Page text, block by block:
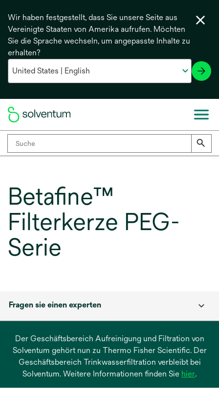
Wir haben festgestellt, dass Sie unsere Seite aus
Vereinigte Staaten von Amerika aufrufen. Möchten
Sie die Sprache wechseln, um angepasste Inhalte zu
erhalten?
Betafine™
Filterkerze PEG-
Serie
Fragen sie einen experten
Der Geschäftsbereich Aufreinigung und Filtration von
Solventum gehört nun zu Thermo Fisher Scientific. Der
Geschäftsbereich Trinkwasserfiltration verbleibt bei
Solventum. Weitere Informationen finden Sie hierwird
.